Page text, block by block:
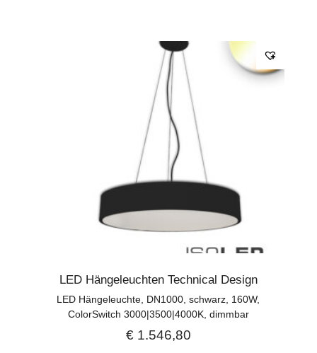
LED Hängeleuchten Technical Design
LED Hängeleuchte, DN1000, schwarz, 160W,
ColorSwitch 3000|3500|4000K, dimmbar
€1.546,80